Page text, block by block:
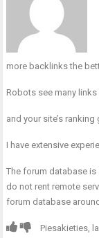
more backlinks the
Robots see many
and your site’s ranking
I have extensive
The forum database is
do not rent remote
forum database
Piesakieties,